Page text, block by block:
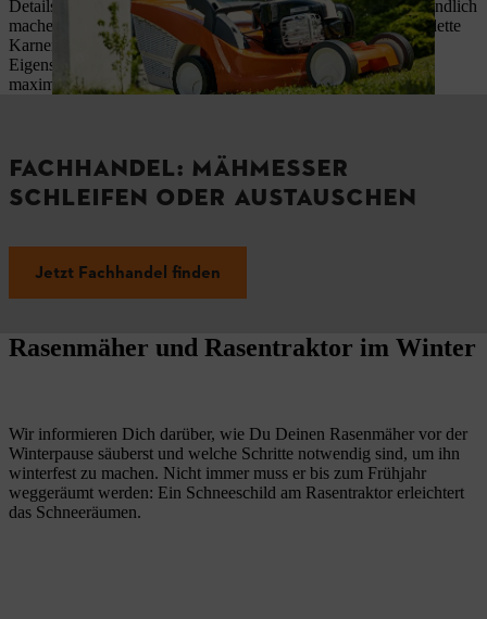
Details, die STIHL Akku-Rasenmäher besonders benutzerfreundlich
machen. Ab Minute 10:27 zeigen Dir Matt Beadle und Bernadette
Karner-Kössl die smarten Funktionen und leistungsstarken
Eigenschaften, die das komfortable Mähen erleichtern und für
maximale Effizienz sorgen.
FACHHANDEL: MÄHMESSER
SCHLEIFEN ODER AUSTAUSCHEN
Jetzt Fachhandel finden
Rasenmäher und Rasentraktor im Winter
Wir informieren Dich darüber, wie Du Deinen Rasenmäher vor der
Winterpause säuberst und welche Schritte notwendig sind, um ihn
winterfest zu machen. Nicht immer muss er bis zum Frühjahr
weggeräumt werden: Ein Schneeschild am Rasentraktor erleichtert
das Schneeräumen.